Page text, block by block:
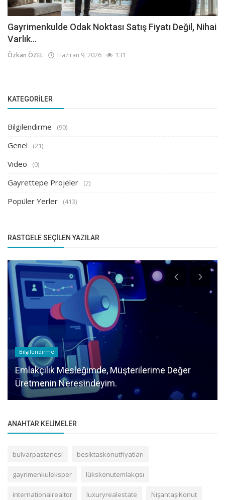
Gayrimenkulde Odak Noktası Satış Fiyatı Değil, Nihai
Varlık...
Özkan ÖZEL Haziran 9, 2026 131
KATEGORILER
Bilgilendirme (90)
Genel (21)
Video (0)
Gayrettepe Projeler (2)
Popüler Yerler (413)
RASTGELE SEÇILEN YAZILAR
Bilgilendirme
Emlakçılık Mesleğimde, Müşterilerime Değer
Üretmenin Neresindeyim.
ANAHTAR KELIMELER
bulvarpastanesi besiktaskonutfiyatları
gayrimenkuleksper lükskonutemlakçısı
internationalrealtor luxuryrealestate NişantaşıKonut